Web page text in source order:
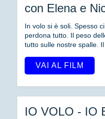
con Elena e
In volo si è soli. Spesso
perdona tutto. Il peso
tutto sulle nostre spalle.
VAI AL FILM
IO VOLO - IO